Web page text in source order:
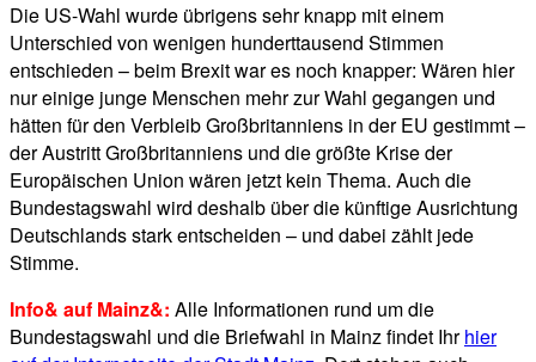
Die US-Wahl wurde übrigens sehr knapp mit einem
Unterschied von wenigen hunderttausend Stimmen
entschieden – beim Brexit war es noch knapper: Wären hier
nur einige junge Menschen mehr zur Wahl gegangen und
hätten für den Verbleib Großbritanniens in der EU gestimmt –
der Austritt Großbritanniens und die größte Krise der
Europäischen Union wären jetzt kein Thema. Auch die
Bundestagswahl wird deshalb über die künftige Ausrichtung
Deutschlands stark entscheiden – und dabei zählt jede
Stimme.
Info& auf Mainz&: Alle Informationen rund um die
Bundestagswahl und die Briefwahl in Mainz findet Ihrhier